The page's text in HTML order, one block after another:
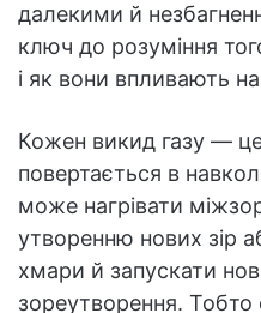
далекими й
ключ до розуміння
і як вони впливають
Кожен викид газу — це
повертається в
може нагрівати
утворенню нових зір
хмари й запускати
зореутворення.